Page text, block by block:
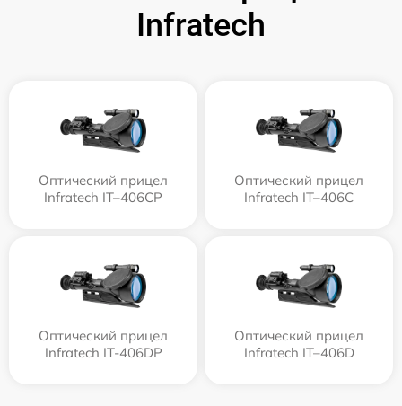
Infratech
Оптический прицел
Infratech IT–406СP
Оптический прицел
Infratech IT–406С
Оптический прицел
Infratech IT-406DP
Оптический прицел
Infratech IT–406D